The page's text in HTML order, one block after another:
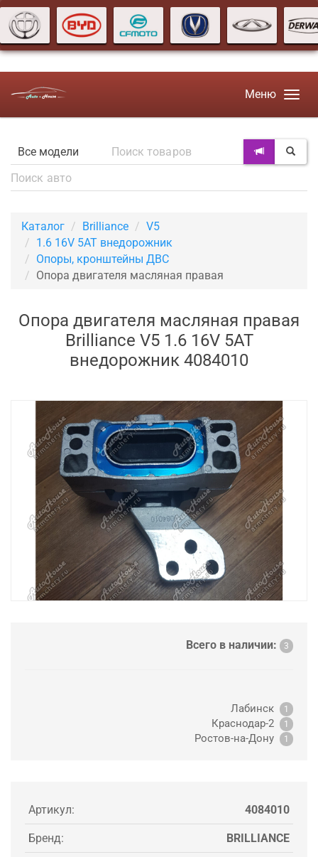
Меню
Каталог Brilliance
V5
1.6 16V 5AT внедорожник
Опоры, кронштейны ДВС
Опора двигателя масляная правая
Опора двигателя масляная правая
Brilliance V5 1.6 16V 5AT
внедорожник 4084010
Всего в наличии: 3
Лабинск 1
Краснодар-2 1
Ростов-на-Дону 1
Артикул: 4084010
Бренд: BRILLIANCE